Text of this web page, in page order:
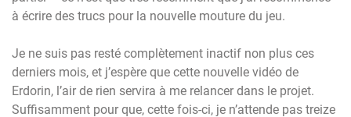
à écrire des trucs pour la nouvelle mouture du jeu.
Je ne suis pas resté complètement inactif non plus ces
derniers mois, et j’espère que cette nouvelle vidéo de
Erdorin, l’air de rien servira à me relancer dans le projet.
Suffisamment pour que, cette fois-ci, je n’attende pas treize